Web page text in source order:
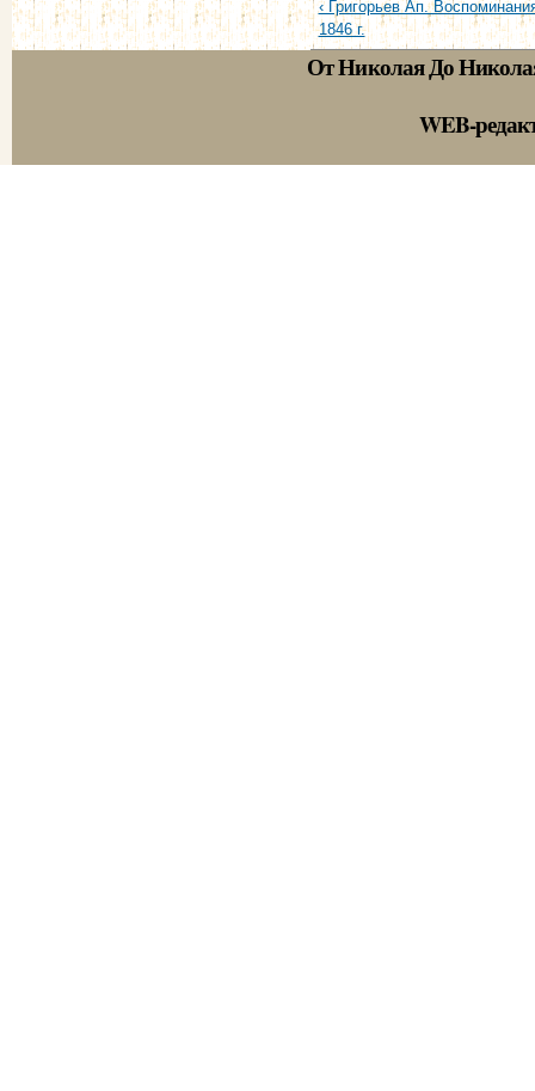
‹ Григорьев Ап.
1846 г.
От Николая До
WEB-